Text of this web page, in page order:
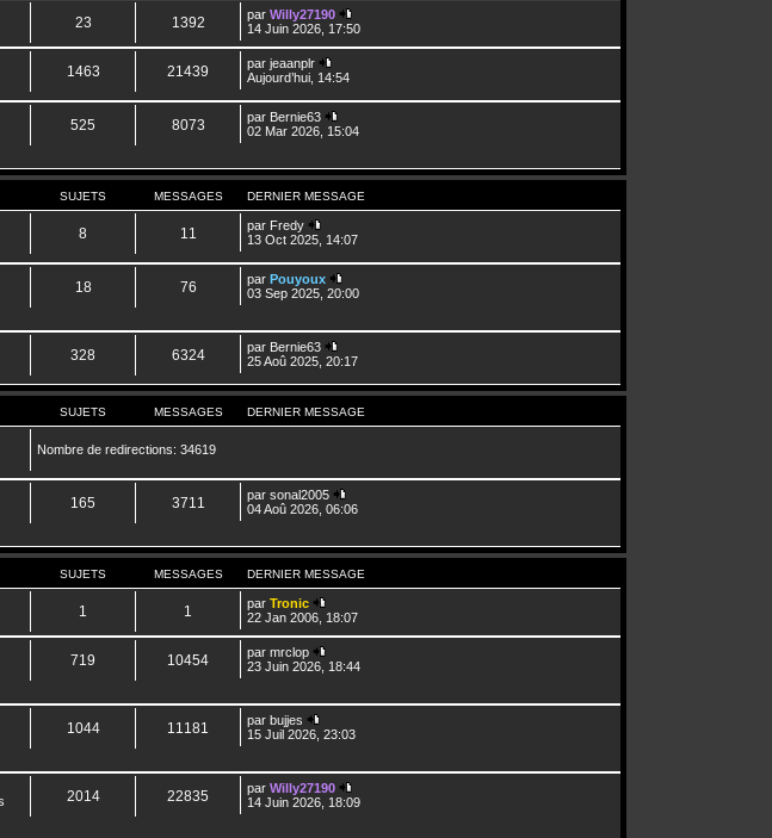
23 1392 parWilly27190
14 Juin 2026, 17:50
1463 21439 parjeaanplr
Aujourd’hui, 14:54
525 8073 par Bernie63
02 Mar 2026, 15:04
SUJETS MESSAGES DERNIER MESSAGE
8 11 par Fredy
13 Oct 2025, 14:07
18 76 parPouyoux
03 Sep 2025, 20:00
328 6324 par Bernie63
25 Aoû 2025, 20:17
SUJETS MESSAGES DERNIER MESSAGE
Nombre de redirections: 34619
165 3711 parsonal2005
04 Aoû 2026, 06:06
SUJETS MESSAGES DERNIER MESSAGE
1 1 parTronic
22 Jan 2006, 18:07
719 10454 parmrclop
23 Juin 2026, 18:44
1044 11181 parbujjes
15 Juil 2026, 23:03
2014 22835 parWilly27190
14 Juin 2026, 18:09